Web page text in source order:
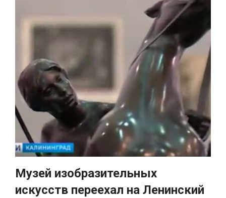
Музей изобразительных
искусств переехал на Ленинский